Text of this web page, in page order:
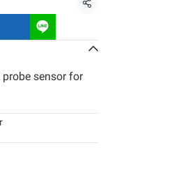
แชร์
probe sensor for